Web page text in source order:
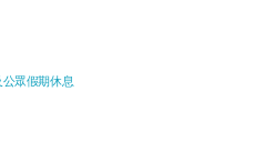
在歐美被廣泛使用，有寧
減輕失眠的狀況。
滿HK$500，即可享本地
額未滿HK$500需附加
個工作天內安排發貨。
眾假期休息